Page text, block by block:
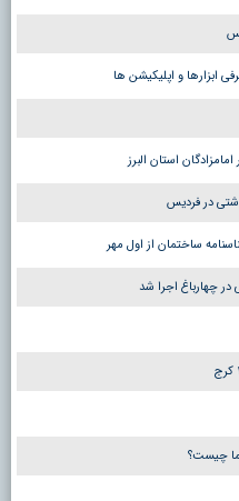
ابزارها و اپلیکیشن ها
در فردیس
ساختمان از اول مهر
چهارباغ اجرا شد
ما چیست؟